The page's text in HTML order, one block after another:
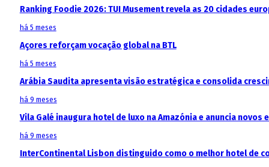
Ranking Foodie 2026: TUI Musement revela as 20 cidades
há 5 meses
Açores reforçam vocação global na BTL
há 5 meses
Arábia Saudita apresenta visão estratégica e consolida
há 9 meses
Vila Galé inaugura hotel de luxo na Amazónia e anuncia
há 9 meses
InterContinental Lisbon distinguido como o melhor hotel de